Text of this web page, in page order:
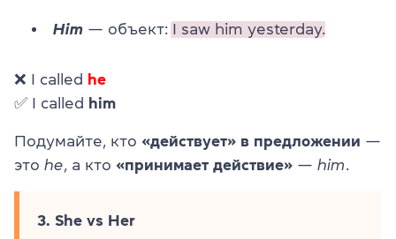
Him — объект: I saw him yesterday.
❌ I called he
✅ I called him
Подумайте, кто «действует» в предложении —
это he , а кто «принимает действие» — him
3. She vs Her